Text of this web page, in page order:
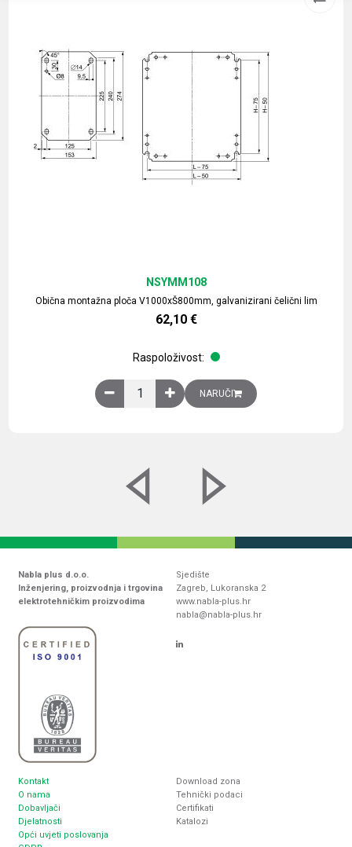
Obična montažna ploča V1000xŠ800mm, galvanizirani čelični lim
NSYMM108
62,10 €
Raspoloživost:
Obična montažna ploča V1000xŠ800mm,
NARUČI
Nabla plus d.o.o.
Inženjering, proizvodnja i trgovina
elektrotehničkim proizvodima
Sjedište
Zagreb, Lukoranska 2
www.nabla-plus.hr
nabla@nabla-plus.hr
Kontakt
O nama
Dobavljači
Djelatnosti
Opći uvjeti poslovanja
Download zona
Tehnički podaci
Certifikati
Katalozi